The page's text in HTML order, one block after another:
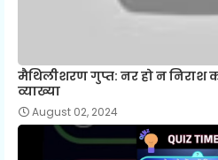
मैथिलीशरण गुप्त: नर हो न निराश
व्याख्या
August 02, 2024